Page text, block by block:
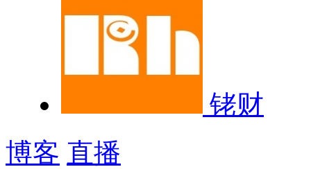
铑财
博客 直播